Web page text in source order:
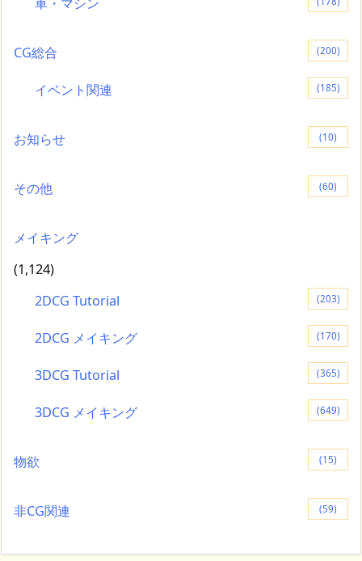
CG総合 (200)
イベント関連 (185)
お知らせ (10)
その他 (60)
メイキング
(1,124)
2DCG Tutorial
(203)
2DCG メイキング (170)
3DCG Tutorial (365)
3DCG メイキング (649)
物欲 (15)
非CG関連 (59)